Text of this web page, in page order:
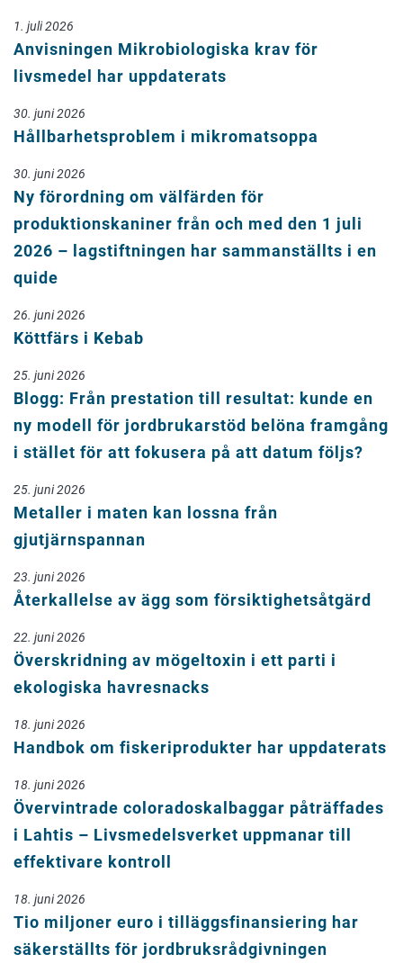
1. juli 2026
Anvisningen Mikrobiologiska krav för
livsmedel har uppdaterats
30. juni 2026
Hållbarhetsproblem i mikromatsoppa
30. juni 2026
Ny förordning om välfärden för
produktionskaniner från och med den 1 juli
2026 – lagstiftningen har sammanställts i en
quide
26. juni 2026
Köttfärs i Kebab
25. juni 2026
Blogg: Från prestation till resultat: kunde en
ny modell för jordbrukarstöd belöna framgång
i stället för att fokusera på att datum följs?
25. juni 2026
Metaller i maten kan lossna från
gjutjärnspannan
23. juni 2026
Återkallelse av ägg som försiktighetsåtgärd
22. juni 2026
Överskridning av mögeltoxin i ett parti i
ekologiska havresnacks
18. juni 2026
Handbok om fiskeriprodukter har uppdaterats
18. juni 2026
Övervintrade coloradoskalbaggar påträffades
i Lahtis – Livsmedelsverket uppmanar till
effektivare kontroll
18. juni 2026
Tio miljoner euro i tilläggsfinansiering har
säkerställts för jordbruksrådgivningen